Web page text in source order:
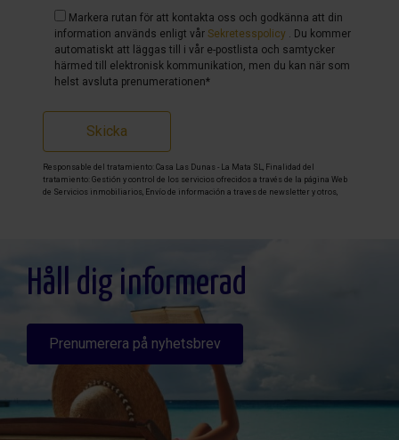
Markera rutan för att kontakta oss och godkänna att din
information används enligt vår Sekretesspolicy . Du kommer
automatiskt att läggas till i vår e-postlista och samtycker
härmed till elektronisk kommunikation, men du kan när som
helst avsluta prenumerationen*
Skicka
Responsable del tratamiento: Casa Las Dunas - La Mata SL, Finalidad del
tratamiento: Gestión y control de los servicios ofrecidos a través de la página Web
de Servicios inmobiliarios, Envío de información a traves de newsletter y otros,
detallada sobre protección de datos
Håll dig informerad
Prenumerera på nyhetsbrev